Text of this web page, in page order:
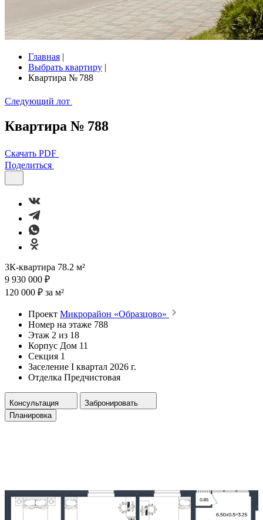
Главная |
Выбрать квартиру |
Квартира № 788
Следующий лот
Квартира № 788
Скачать PDF
Поделиться
3К-квартира 78.2 м²
9 930 000 ₽
120 000 ₽ за м²
Проект Микрорайон «Образцово»
Номер на этаже 788
Этаж 2 из 18
Корпус Дом 11
Секция 1
Заселение I квартал 2026 г.
Отделка Предчистовая
Консультация
Забронировать
Планировка